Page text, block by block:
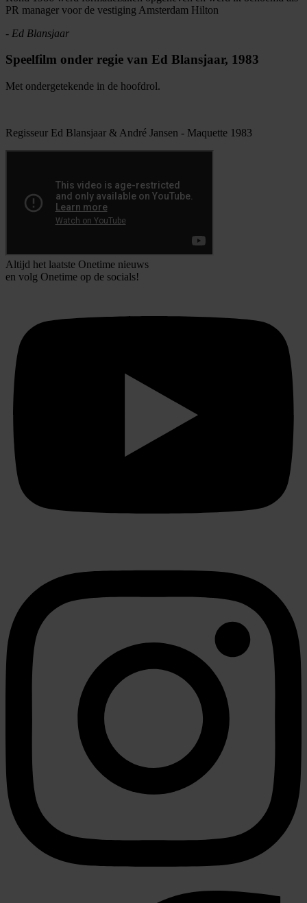
We gebruiken cookies om content en advertenties te
personaliseren, om functies voor social media te bieden
informatie over uw gebruik van onze site met onze
partners kunnen deze gegevens combineren met andere
verzameld op basis van uw gebruik van hun services.
PR manager voor de vestiging Amsterdam Hilton
- Ed Blansjaar
Speelfilm onder regie van Ed Blansjaar, 1983
Met ondergetekende in de hoofdrol.
Regisseur Ed Blansjaar & André Jansen - Maquette 1983
Altijd het laatste Onetime nieuws
en volg Onetime op de socials!